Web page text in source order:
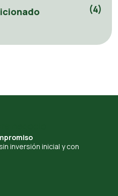
(4)
inversión inicial y con